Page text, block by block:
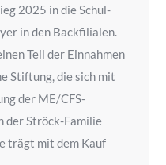
2025 in die Schul-
in den Backfilialen.
Teil der Einnahmen
Stiftung, die sich mit
der ME/CFS-
der Ströck-Familie
trägt mit dem Kauf